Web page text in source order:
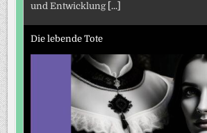
und Entwicklung [...]
Die lebende Tote